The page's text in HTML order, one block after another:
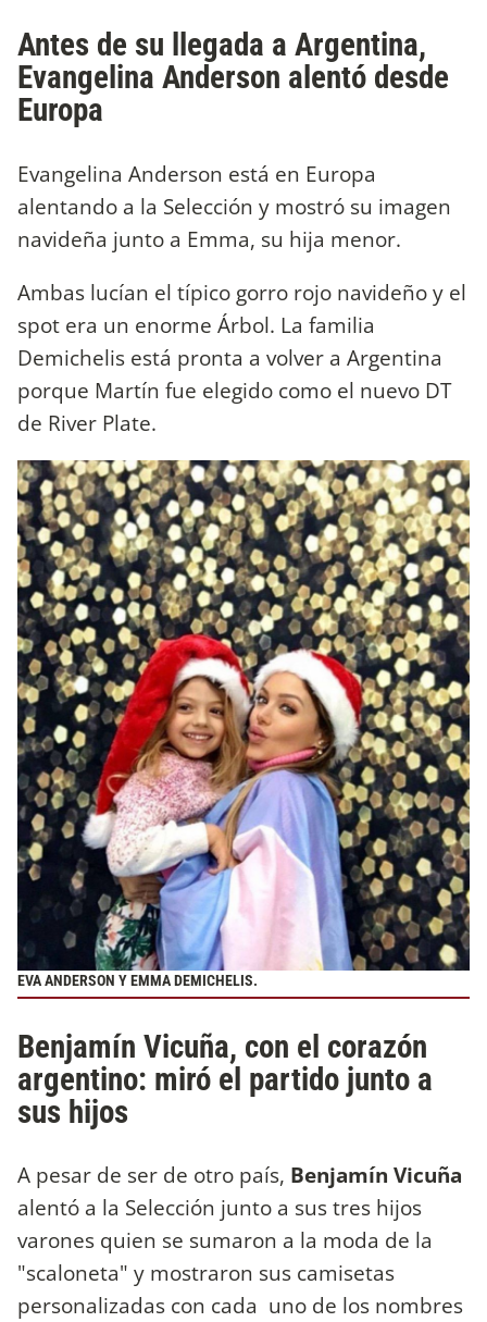
Antes de su llegada a Argentina,
Evangelina Anderson alentó desde
Europa
Evangelina Anderson está en Europa
alentando a la Selección y mostró su imagen
navideña junto a Emma, su hija menor.
Ambas lucían el típico gorro rojo navideño y el
spot era un enorme Árbol. La familia
Demichelis está pronta a volver a Argentina
porque Martín fue elegido como el nuevo DT
de River Plate.
EVA ANDERSON Y EMMA DEMICHELIS.
Benjamín Vicuña, con el corazón
argentino: miró el partido junto a
sus hijos
A pesar de ser de otro país, Benjamín Vicuña
alentó a la Selección junto a sus tres hijos
varones quien se sumaron a la moda de la
"scaloneta" y mostraron sus camisetas
personalizadas con cada uno de los nombres